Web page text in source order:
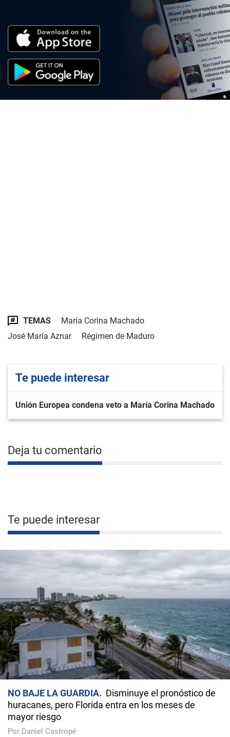
TEMAS
María Corina Machado
José María Aznar
Régimen de Maduro
Te puede interesar
Unión Europea condena veto a María Corina Machado
Deja tu comentario
Te puede interesar
NO BAJE LA GUARDIA
Disminuye el pronóstico de
huracanes, pero Florida entra en los meses de
mayor riesgo
Por Daniel Castropé